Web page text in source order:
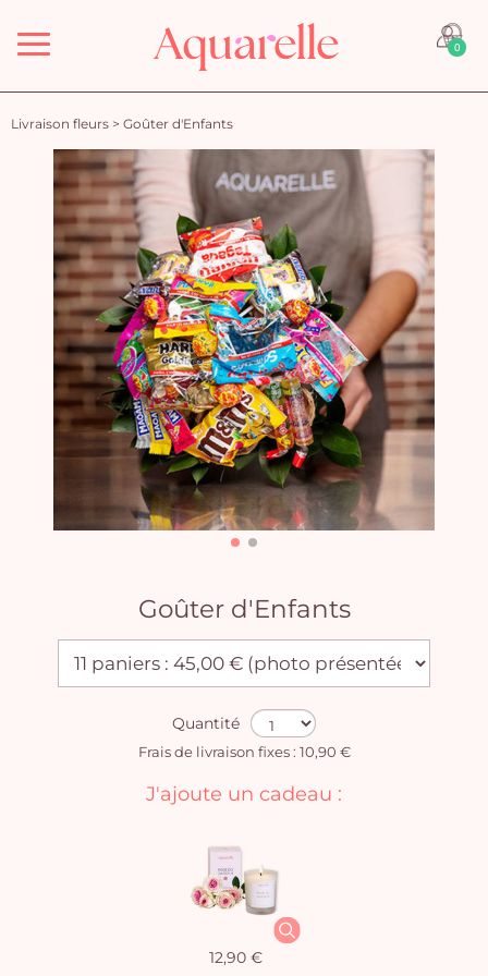
Menu 0
Livraison fleurs > Goûter d'Enfants
Goûter d'Enfants
Quantité
Frais de livraison fixes : 10,90 €
J'ajoute un cadeau :
12,90 €